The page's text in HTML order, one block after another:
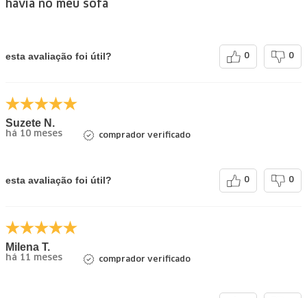
havia no meu sofá
esta avaliação foi útil? 0 0
Suzete N.
há 10 meses comprador verificado
esta avaliação foi útil? 0 0
Milena T.
há 11 meses comprador verificado